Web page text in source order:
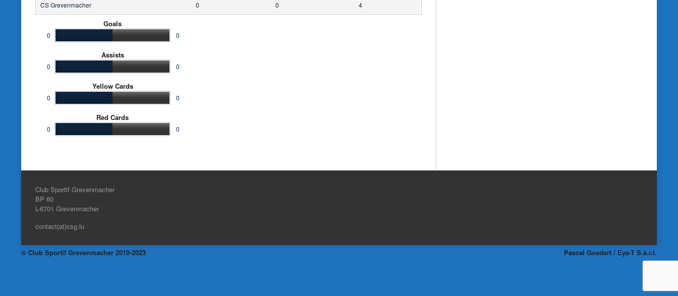
CS Grevenmacher 0 0 4
Goals
0 0
Assists
0 0
Yellow Cards
0 0
Red Cards
0 0
Club Sportif Grevenmacher
BP 60
L-6701 Grevenmacher
contact(at)csg.lu
© Club Sportif Grevenmacher 2019-2023 Pascal Goedert / Eye-T S.à.r.l.